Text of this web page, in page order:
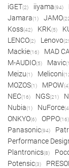
iGET(2) iiyama(94)
Jamara(1) JAMO
Koss(42) KRK(5)
LENCO(2) Lenovo
Mackie(16) MAD
M-AUDIO(5) Mavic
Meizu(1) Meliconi
MOZOS(1) MPOW
NEC(16) NGS(21)
Nubia(1) NuForce
ONKYO(6) OPPO(16)
Panasonic(94)
Performance
Plantronics(8)
Potensic(3)